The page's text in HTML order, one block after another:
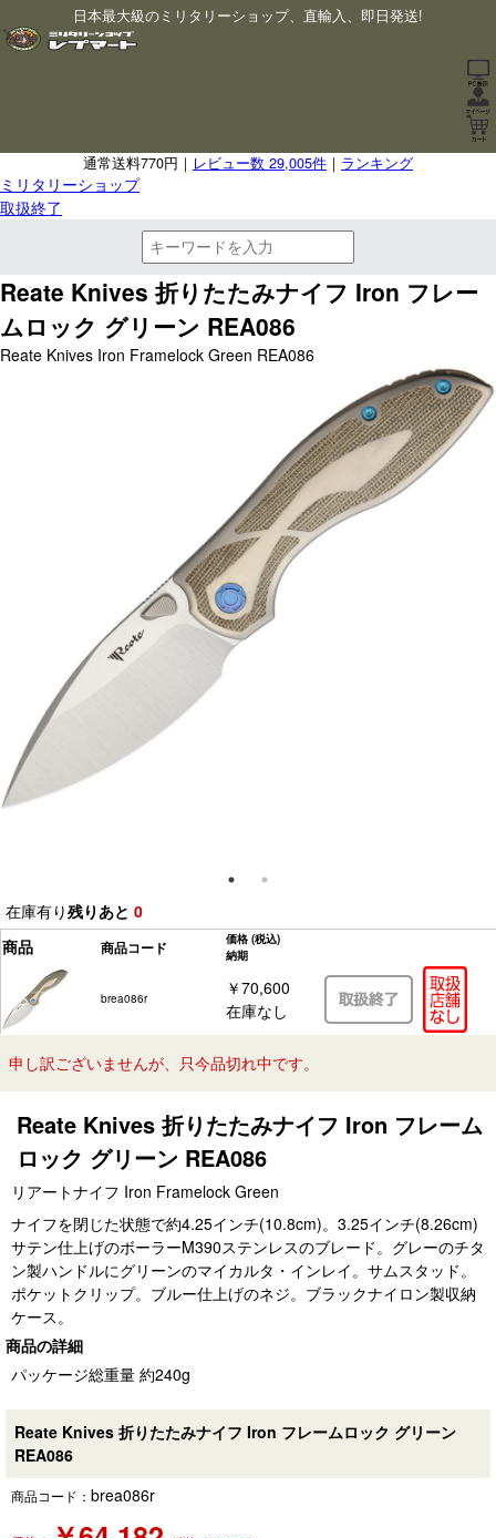
日本最大級のミリタリーショップ、直輸入、即日発送!
通常送料770円｜ レビュー数 29,005件 ｜ ランキング
ミリタリーショップ
取扱終了
Reate Knives 折りたたみナイフ Iron フレー
ムロック グリーン REA086
Reate Knives Iron Framelock Green REA086
在庫有り残りあと 0
商品
商品コード 価格 (税込)
納期
brea086r
￥70,600
在庫なし
申し訳ございませんが、只今品切れ中です。
Reate Knives 折りたたみナイフ Iron フレーム
ロック グリーン REA086
リアートナイフ Iron Framelock Green
ナイフを閉じた状態で約4.25インチ(10.8cm)。3.25インチ(8.26cm)
サテン仕上げのボーラーM390ステンレスのブレード。グレーのチタ
ン製ハンドルにグリーンのマイカルタ・インレイ。サムスタッド。
ポケットクリップ。ブルー仕上げのネジ。ブラックナイロン製収納
ケース。
商品の詳細
パッケージ総重量 約240g
Reate Knives 折りたたみナイフ Iron フレームロック グリーン
REA086
商品コード： brea086r